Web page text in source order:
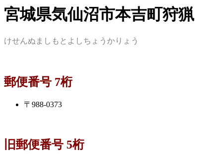
宮城県気仙沼市本吉町狩猟
けせんぬましもとよしちょうかりょう
郵便番号 7桁
〒988-0373
旧郵便番号 5桁